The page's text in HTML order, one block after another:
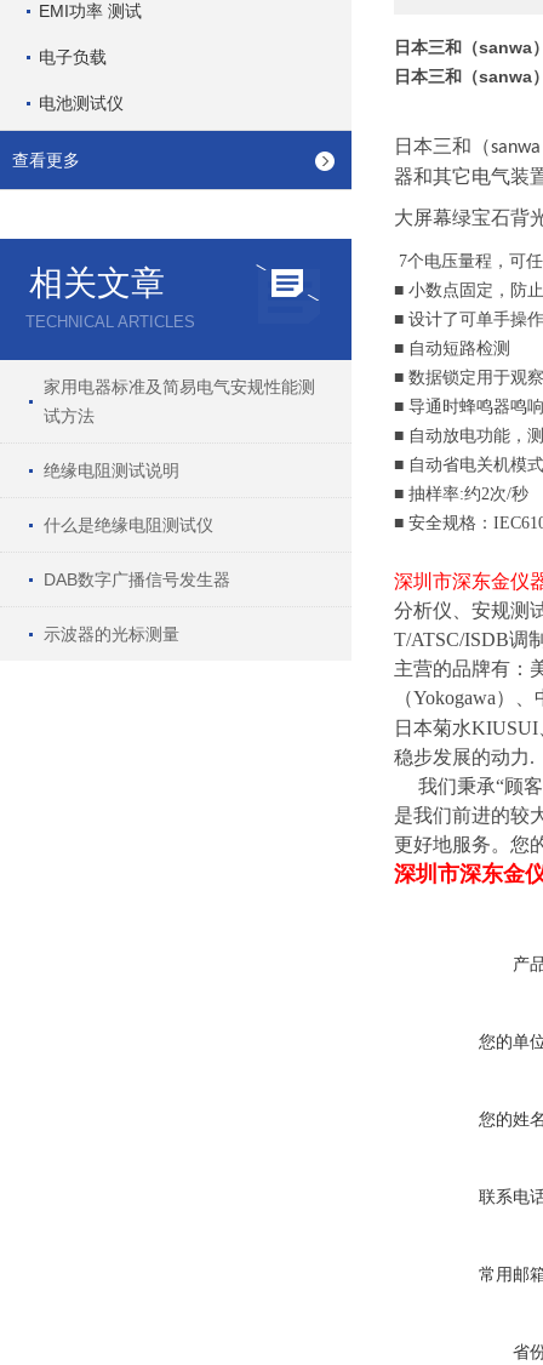
EMI功率 测试
电子负载
电池测试仪
查看更多
相关文章
TECHNICAL ARTICLES
家用电器标准及简易电气安规性能测
试方法
绝缘电阻测试说明
什么是绝缘电阻测试仪
DAB数字广播信号发生器
示波器的光标测量
日本三和（sanwa
日本三和（sanwa
日本三和（sanwa
器和其它电气装
大屏幕绿宝石背
7个电压量程，可
■ 小数点固定，防
■ 设计了可单手操
■ 自动短路检测
■ 数据锁定用于观
■ 导通时蜂鸣器鸣响
■ 自动放电功能，
■ 自动省电关机模
■ 抽样率:约2次/秒
■ 安全规格：
深圳市深东金仪
分析仪、安规测
T/ATSC/ISDB调
主营的品牌有：
（Yokogawa）、
日本菊水KIUSUI
稳步发展的动力.
我们秉承“顾
是我们前进的较
更好地服务。您
深圳市深东金
产
您的单
您的姓
联系电
常用邮
省